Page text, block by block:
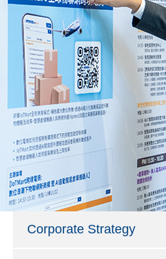
Corporate Strategy